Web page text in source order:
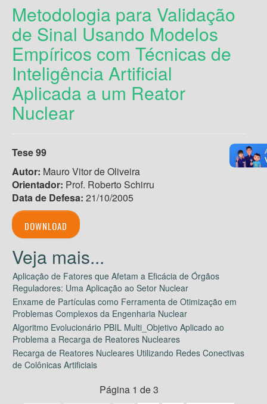
Metodologia para Validação
de Sinal Usando Modelos
Empíricos com Técnicas de
Inteligência Artificial
Aplicada a um Reator
Nuclear
Tese 99
Autor: Mauro Vitor de Oliveira
Orientador: Prof. Roberto Schirru
Data de Defesa: 21/10/2005
DOWNLOAD
Aplicação de Fatores que Afetam a Eficácia de Órgãos
Reguladores: Uma Aplicação ao Setor Nuclear
Enxame de Partículas como Ferramenta de Otimização em
Problemas Complexos da Engenharia Nuclear
Algoritmo Evolucionário PBIL Multi_Objetivo Aplicado ao
Problema a Recarga de Reatores Nucleares
Recarga de Reatores Nucleares Utilizando Redes Conectivas
de Colônicas Artificiais
Página 1 de 3